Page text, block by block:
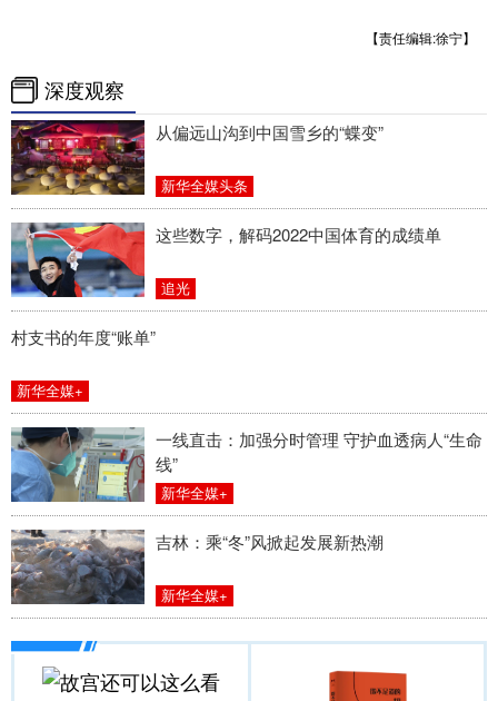
【责任编辑:徐宁】
深度观察
从偏远山沟到中国雪乡的“蝶变”
新华全媒头条
这些数字，解码2022中国体育的成绩单
追光
村支书的年度“账单”
新华全媒+
一线直击：加强分时管理 守护血透病人“生命
线”
新华全媒+
吉林：乘“冬”风掀起发展新热潮
新华全媒+